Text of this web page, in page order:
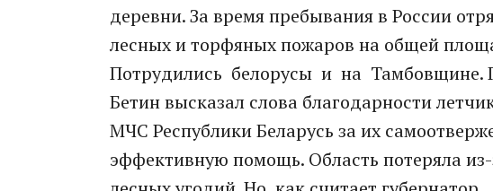
деревни. За время пребывания в России
лесных и торфяных пожаров на общей
Потрудились белорусы и на Тамбовщине.
Бетин высказал слова благодарности
МЧС Республики Беларусь за их
эффективную помощь. Область потеряла